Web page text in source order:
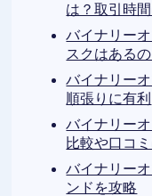
は？取引時
バイナリー
スクはあるの
バイナリー
順張りに有利
バイナリー
比較や口コミ
バイナリー
ンドを攻略